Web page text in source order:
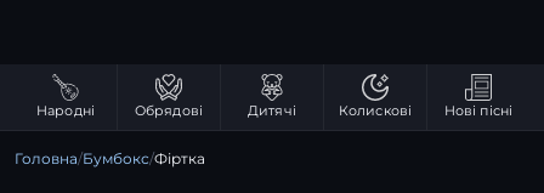
Народні Обрядові Дитячі Колискові Нові пісні
Головна/Бумбокс/Фіртка